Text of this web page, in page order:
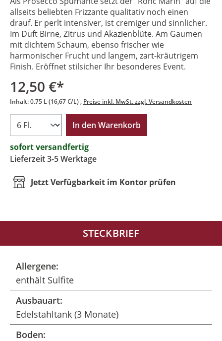
allseits beliebten Frizzante qualitativ noch einen
drauf. Er perlt intensiver, ist cremiger und sinnlicher.
Im Duft Birne, Zitrus und Akazienblüte. Am Gaumen
mit dichtem Schaum, ebenso frischer wie
harmonischer Frucht und langem, zart-kräutrigem
Finish. Eröffnet stilsicher Ihr besonderes Event.
12,50 €*
Inhalt:0.75 L(16,67 €/L) Preise inkl. MwSt. zzgl. Versandkosten
In den Warenkorb
sofort versandfertig
Lieferzeit 3-5 Werktage
Jetzt Verfügbarkeit im Kontor prüfen
STECKBRIEF
Allergene:
enthält Sulfite
Ausbauart:
Edelstahltank (3 Monate)
Boden: